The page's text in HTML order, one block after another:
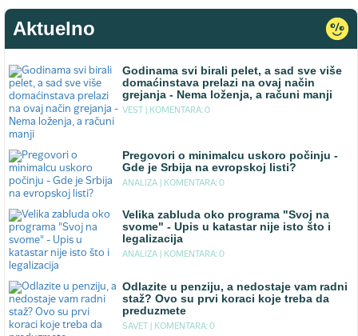
Aktuelno
Godinama svi birali pelet, a sad sve više
domaćinstava prelazi na ovaj način
grejanja - Nema loženja, a računi manji
VEST | KOMENTARA: 0
Pregovori o minimalcu uskoro počinju -
Gde je Srbija na evropskoj listi?
ANALIZA | KOMENTARA: 0
Velika zabluda oko programa "Svoj na
svome" - Upis u katastar nije isto što i
legalizacija
ANALIZA | KOMENTARA: 0
Odlazite u penziju, a nedostaje vam radni
staž? Ovo su prvi koraci koje treba da
preduzmete
SAVET | KOMENTARA: 0